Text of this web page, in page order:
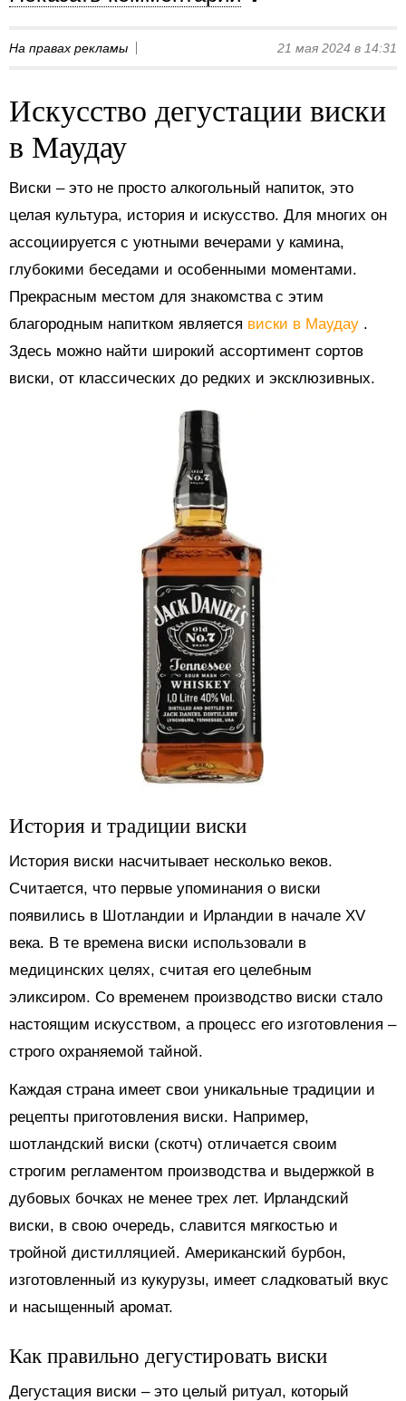
На правах рекламы 21 мая 2024 в 14:31
Искусство дегустации виски
в Маудау
Виски – это не просто алкогольный напиток, это
целая культура, история и искусство. Для многих он
ассоциируется с уютными вечерами у камина,
глубокими беседами и особенными моментами.
Прекрасным местом для знакомства с этим
благородным напитком является виски в Маудау .
Здесь можно найти широкий ассортимент сортов
виски, от классических до редких и эксклюзивных.
История и традиции виски
История виски насчитывает несколько веков.
Считается, что первые упоминания о виски
появились в Шотландии и Ирландии в начале XV
века. В те времена виски использовали в
медицинских целях, считая его целебным
эликсиром. Со временем производство виски стало
настоящим искусством, а процесс его изготовления –
строго охраняемой тайной.
Каждая страна имеет свои уникальные традиции и
рецепты приготовления виски. Например,
шотландский виски (скотч) отличается своим
строгим регламентом производства и выдержкой в
дубовых бочках не менее трех лет. Ирландский
виски, в свою очередь, славится мягкостью и
тройной дистилляцией. Американский бурбон,
изготовленный из кукурузы, имеет сладковатый вкус
и насыщенный аромат.
Как правильно дегустировать виски
Дегустация виски – это целый ритуал, который